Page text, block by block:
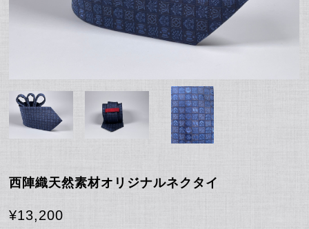
西陣織天然素材オリジナルネクタイ
¥13,200